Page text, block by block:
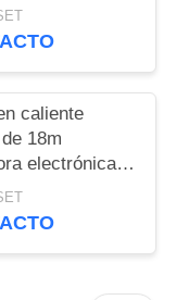
vehículos
caliente
18m
electrónica
30t 50t 60t 70t